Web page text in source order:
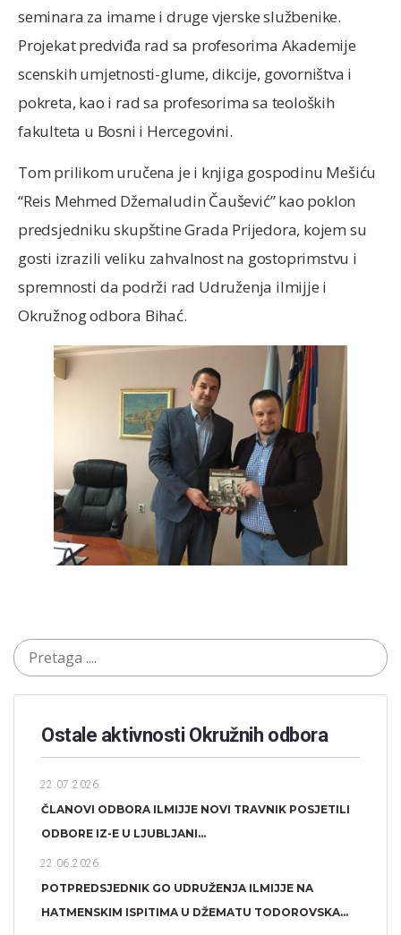
seminara za imame i druge vjerske službenike.
Projekat predviđa rad sa profesorima Akademije
scenskih umjetnosti-glume, dikcije, govorništva i
pokreta, kao i rad sa profesorima sa teoloških
fakulteta u Bosni i Hercegovini.
Tom prilikom uručena je i knjiga gospodinu Mešiću
“Reis Mehmed Džemaludin Čaušević” kao poklon
predsjedniku skupštine Grada Prijedora, kojem su
gosti izrazili veliku zahvalnost na gostoprimstvu i
spremnosti da podrži rad Udruženja ilmijje i
Okružnog odbora Bihać.
Ostale aktivnosti Okružnih odbora​
22.07.2026.
ČLANOVI ODBORA ILMIJJE NOVI TRAVNIK POSJETILI
ODBORE IZ-E U LJUBLJANI...
22.06.2026.
POTPREDSJEDNIK GO UDRUŽENJA ILMIJJE NA
HATMENSKIM ISPITIMA U DŽEMATU TODOROVSKA...